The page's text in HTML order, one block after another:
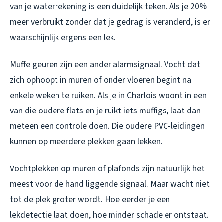
van je waterrekening is een duidelijk teken. Als je 20%
meer verbruikt zonder dat je gedrag is veranderd, is er
waarschijnlijk ergens een lek.
Muffe geuren zijn een ander alarmsignaal. Vocht dat
zich ophoopt in muren of onder vloeren begint na
enkele weken te ruiken. Als je in Charlois woont in een
van die oudere flats en je ruikt iets muffigs, laat dan
meteen een controle doen. Die oudere PVC-leidingen
kunnen op meerdere plekken gaan lekken.
Vochtplekken op muren of plafonds zijn natuurlijk het
meest voor de hand liggende signaal. Maar wacht niet
tot de plek groter wordt. Hoe eerder je een
lekdetectie laat doen, hoe minder schade er ontstaat.